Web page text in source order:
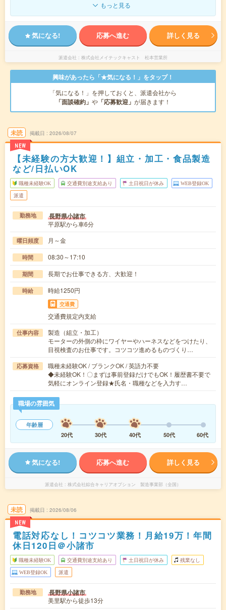
もっと見る
気になる! 応募へ進む 詳しく見る
派遣会社 株式会社メイテックキャスト 松本営業所
興味があったら「★気になる！」をタップ！
「気になる！」を押しておくと、派遣会社から
「面談確約」 や 「応募歓迎」 が届きます！
未読
NEW
掲載日 2026/08/07
【未経験の方大歓迎！】組立・加工・食品製造
など/日払いOK
職種未経験OK 交通費別途支給あり 土日祝日が休み WEB登録OK
派遣
勤務地 長野県小諸市
平原駅から車6分
曜日頻度 月～金
時間 08:30～17:10
期間 長期でお仕事できる方、大歓迎！
時給 時給1250円
交通費
交通費規定内支給
仕事内容
製造（組立・加工）
モーターの外側の枠にワイヤーやハーネスなどをつけたり、
目視検査のお仕事です。コツコツ進めるものづくり…
応募資格
職種未経験OK / ブランクOK / 英語力不要
◆未経験OK！〇まずは事前登録だけでもOK！履歴書不要で
気軽にオンライン登録★氏名・職種などを入力す…
職場の雰囲気
年齢層
20代
30代 40代 50代 60代
気になる! 応募へ進む 詳しく見る
派遣会社 株式会社綜合キャリアオプション 製造事業部（全国）
未読
NEW
掲載日 2026/08/06
電話対応なし！コツコツ業務！月給19万！年間
休日120日＠小諸市
職種未経験OK 交通費別途支給あり 土日祝日が休み 残業なし
WEB登録OK 派遣
勤務地 長野県小諸市
美里駅から徒歩13分